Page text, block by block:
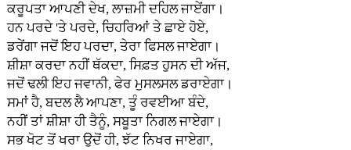
ਕਰੂਪਤਾ ਆਪਣੀ ਦੇਖ, ਲਾਜ਼ਮੀ ਦਹਿਲ ਜਾਏਂਗਾ।
ਹਨ ਪਰਦੇ 'ਤੇ ਪਰਦੇ, ਚਿਹਰਿਆਂ ਤੇ ਛਾਏ ਹੋਏ,
ਡਰੇਂਗਾ ਜਦੋਂ ਇਹ ਪਰਦਾ, ਤੇਰਾ ਫਿਸਲ ਜਾਏਗਾ।
ਸ਼ੀਸ਼ਾ ਕਰਦਾ ਨਹੀਂ ਥੱਕਦਾ, ਸਿਫ਼ਤ ਹੁਸਨ ਦੀ ਅੱਜ,
ਜਦੋਂ ਢਲੀ ਇਹ ਜਵਾਨੀ, ਫੇਰ ਮੁਸਲਸਲ ਡਰਾਏਗਾ।
ਸਮਾਂ ਹੈ, ਬਦਲ ਲੈ ਆਪਣਾ, ਤੂੰ ਰਵਈਆ ਬੰਦੇ,
ਨਹੀਂ ਤਾਂ ਸ਼ੀਸ਼ਾ ਹੀ ਤੈਨੂੰ, ਸਬੂਤਾ ਨਿਗਲ ਜਾਏਗਾ।
ਸਭ ਖੋਟ ਤੋਂ ਖਰਾ ਉਦੋਂ ਹੀ, ਝੱਟ ਨਿਖਰ ਜਾਏਗਾ,